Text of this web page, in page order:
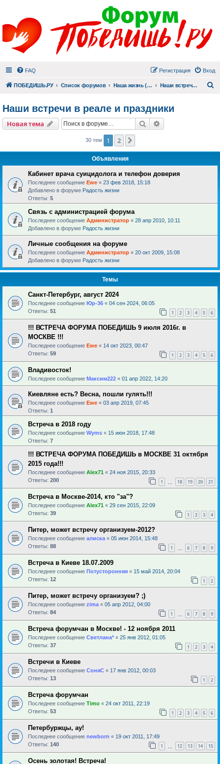
FAQ Вход
Регистрация
ПОБЕДИШЬ.РУ Список форумов Наша жизнь (не всё же о суициде!) Наши встречи в реале и праздники
Наши встречи в реале и праздники
Новая тема Поиск
30 тем 1 2
Объявления
Кабинет врача суицидолога и телефон доверия
Последнее сообщение Ewe « 23 фев 2018, 15:18
Добавлено в форуме Радость жизни
Ответы: 5
Связь с администрацией форума
Последнее сообщение Администратор « 28 апр 2010, 10:11
Добавлено в форуме Радость жизни
Личные сообщения на форуме
Последнее сообщение Администратор « 20 окт 2009, 15:08
Добавлено в форуме Радость жизни
Темы
Санкт-Петербург, август 2024
Последнее сообщение Юр-36 « 04 сен 2024, 06:05
Ответы: 51 1 2 3 4 5 6
!!! ВСТРЕЧА ФОРУМА ПОБЕДИШЬ 9 июля 2016г. в
МОСКВЕ !!!
Последнее сообщение Ewe « 14 окт 2023, 00:47
Ответы: 59 1 2 3 4 5 6
Владивосток!
Последнее сообщение Максим222 « 01 апр 2022, 14:20
Киевляне есть? Весна, пошли гулять!!!
Последнее сообщение Ewe « 03 апр 2019, 07:45
Ответы: 1
Встреча в 2018 году
Последнее сообщение Wyms « 15 июн 2018, 17:48
Ответы: 7
!!! ВСТРЕЧА ФОРУМА ПОБЕДИШЬ в МОСКВЕ 31 октября
2015 года!!!
Последнее сообщение Alex71 « 24 ноя 2015, 20:33
Ответы: 200 1 18 19 20 21
Встреча в Москве-2014, кто "за"?
Последнее сообщение Alex71 « 29 сен 2015, 22:09
Ответы: 39 1 2 3 4
Питер, может встречу организуем-2012?
Последнее сообщение алиска « 05 июн 2014, 15:48
Ответы: 88 1 6 7 8 9
Встреча в Киеве 18.07.2009
Последнее сообщение Потусторонняя « 15 май 2014, 20:04
Ответы: 12 1 2
Питер, может встречу организуем? ;)
Последнее сообщение zima « 05 апр 2012, 04:00
Ответы: 84 1 6 7 8 9
Встреча форумчан в Москве! - 12 ноября 2011
Последнее сообщение Светлана* « 25 янв 2012, 01:05
Ответы: 37 1 2 3 4
Встречи в Киеве
Последнее сообщение СоняС « 17 янв 2012, 00:03
Ответы: 13 1 2
Встреча форумчан
Последнее сообщение Timo « 24 окт 2011, 22:19
Ответы: 53 1 2 3 4 5 6
Петербуржцы, ау!
Последнее сообщение newborn « 19 окт 2011, 17:49
Ответы: 140 1 12 13 14 15
Осень золотая! Встреча!